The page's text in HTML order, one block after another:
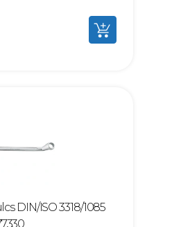
DIN/ISO 3318/1085